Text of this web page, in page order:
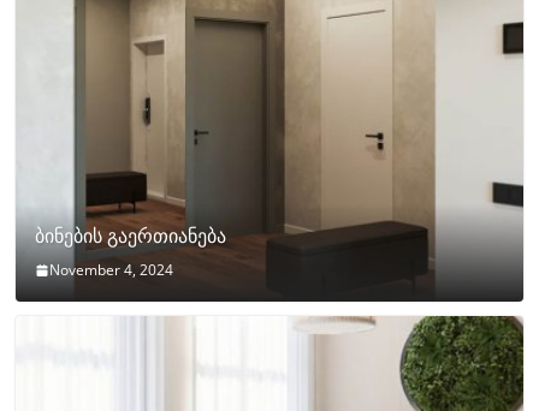
ბინების გაერთიანება
November 4, 2024